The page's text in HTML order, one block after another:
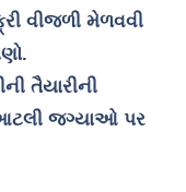
વીજળી મેળવવી
તૈયારીની
જગ્યાઓ પર